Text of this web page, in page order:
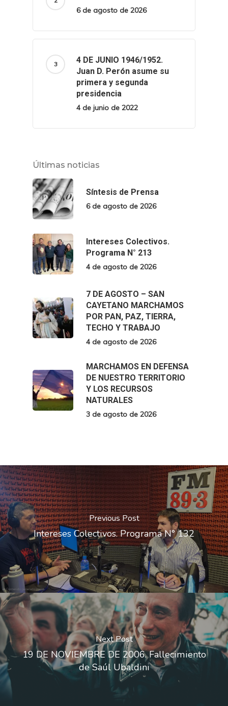
6 de agosto de 2026
4 DE JUNIO 1946/1952.
Juan D. Perón asume su
primera y segunda
presidencia
4 de junio de 2022
Últimas noticias
Síntesis de Prensa
6 de agosto de 2026
Intereses Colectivos.
Programa N° 213
4 de agosto de 2026
7 DE AGOSTO – SAN
CAYETANO MARCHAMOS
POR PAN, PAZ, TIERRA,
TECHO Y TRABAJO
4 de agosto de 2026
MARCHAMOS EN DEFENSA
DE NUESTRO TERRITORIO
Y LOS RECURSOS
NATURALES
3 de agosto de 2026
Previous Post
Intereses Colectivos. Programa N° 132
Next Post
19 DE NOVIEMBRE DE 2006. Fallecimiento
de Saúl Ubaldini